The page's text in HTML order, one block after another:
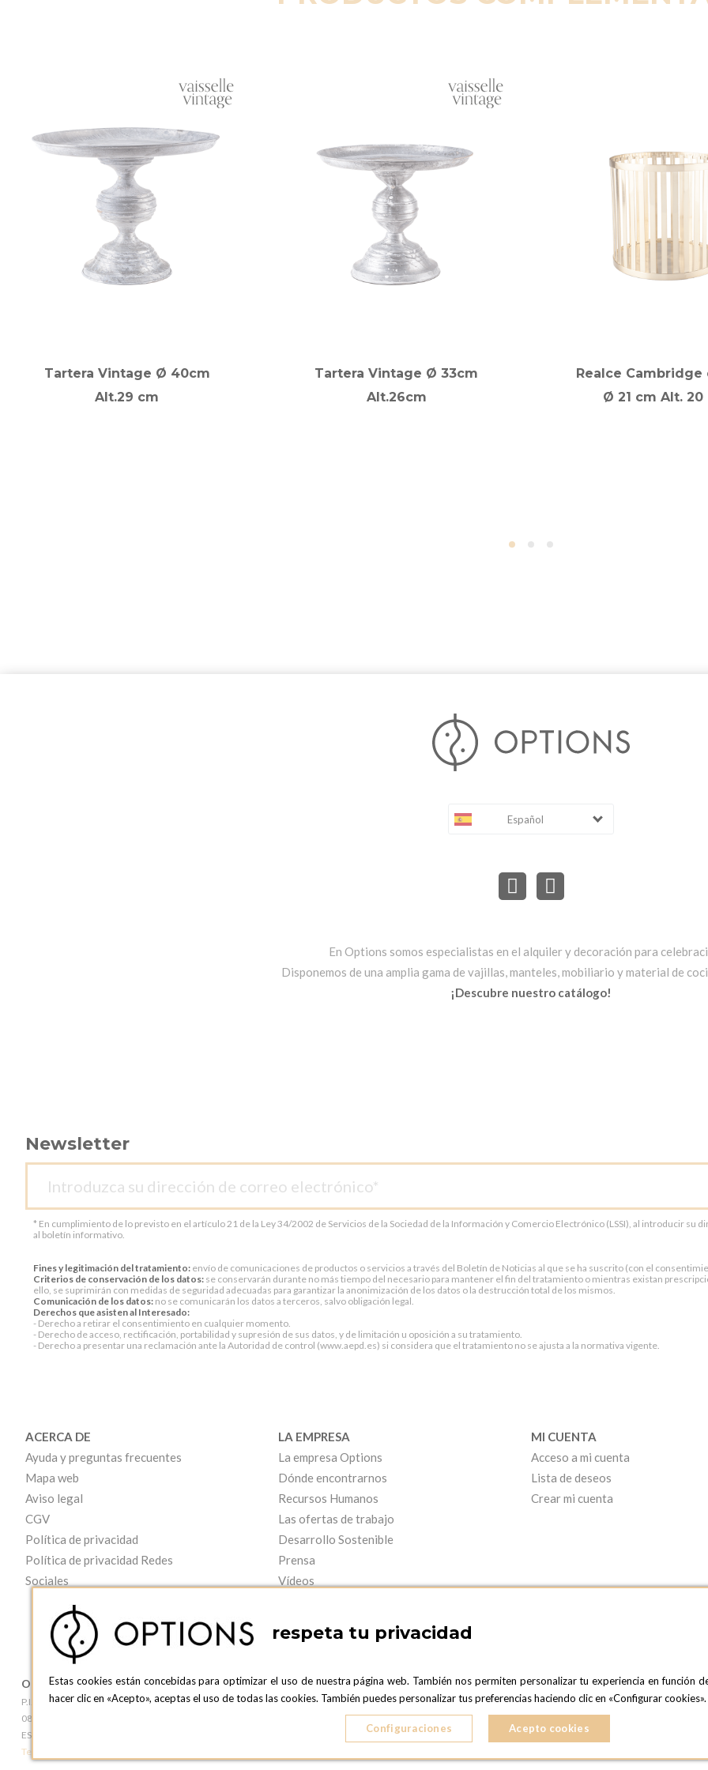
Tartera Vintage Ø 40cm
Alt.29 cm
Tartera Vintage Ø 33cm
Alt.26cm
Realce Cambridge
Ø 21 cm Alt. 20
Español
En Options somos especialistas en el alquiler y decoración para
Disponemos de una amplia gama de vajillas, manteles, mobiliario y material de
¡Descubre nuestro catálogo!
Newsletter
* En cumplimiento de lo previsto en el artículo 21 de la Ley 34/2002 de Servicios de la Sociedad de la Información y Comercio Electrónico (LSSI), al introducir
al boletín informativo.
Fines y legitimación del tratamiento: envío de comunicaciones de productos o servicios a través del Boletín de Noticias al que se ha suscrito (con el
Criterios de conservación de los datos: se conservarán durante no más tiempo del necesario para mantener el fin del tratamiento o mientras existan
ello, se suprimirán con medidas de seguridad adecuadas para garantizar la anonimización de los datos o la destrucción total de los mismos.
Comunicación de los datos: no se comunicarán los datos a terceros, salvo obligación legal.
Derechos que asisten al Interesado:
- Derecho a retirar el consentimiento en cualquier momento.
- Derecho de acceso, rectificación, portabilidad y supresión de sus datos, y de limitación u oposición a su tratamiento.
- Derecho a presentar una reclamación ante la Autoridad de control (www.aepd.es) si considera que el tratamiento no se ajusta a la normativa vigente.
ACERCA DE
Ayuda y preguntas frecuentes
Mapa web
Aviso legal
CGV
Política de privacidad
Política de privacidad Redes
Sociales
LA EMPRESA
La empresa Options
Dónde encontrarnos
Recursos Humanos
Las ofertas de trabajo
Desarrollo Sostenible
Prensa
Vídeos
MI CUENTA
Acceso a mi cuenta
Lista de deseos
Crear mi cuenta
OPTIONS BARCELONA
P.I. Can Bernades-Subirà, C/ Ripollès, 12
08130 Santa Perpetua de Moguda, Barcelona
ESPAñA
Teléfono:
OPTIONS BARCELONA SHOWROOM
c/ Laforja, 102
08021 BARCELONA
OPTIONS MADRID
C. Lucio Emilio Cándido, 6,
28803 Alcalá de Henares, Madrid
ESPAñA
respeta tu privacidad
Estas cookies están concebidas para optimizar el uso de nuestra página web. También nos permiten personalizar tu experiencia en función
hacer clic en «Acepto», aceptas el uso de todas las cookies. También puedes personalizar tus preferencias haciendo clic en «Configurar
Configuraciones Acepto cookies